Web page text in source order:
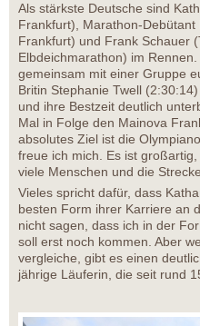
Als stärkste Deutsche sind
Frankfurt), Marathon-Debütant
Frankfurt) und Frank Schauer
Elbdeichmarathon) im
gemeinsam mit einer Gruppe
Britin Stephanie Twell
und ihre Bestzeit deutlich
Mal in Folge den Mainova
absolutes Ziel ist die
freue ich mich. Es ist
viele Menschen und die
Vieles spricht dafür, dass
besten Form ihrer Karriere an
nicht sagen, dass ich in der
soll erst noch kommen. Aber
vergleiche, gibt es einen
jährige Läuferin, die seit rund